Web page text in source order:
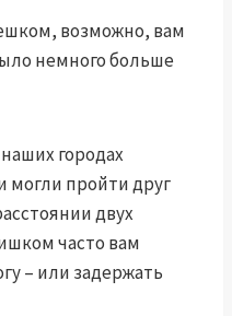
возможно, вам
немного больше
городах
пройти друг
двух
часто вам
– или задержать